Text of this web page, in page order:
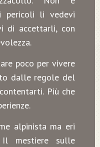
pericoli li vedevi
di accettarli, con
poco per vivere
dalle regole del
Più che
alpinista ma eri
Il mestiere sulle